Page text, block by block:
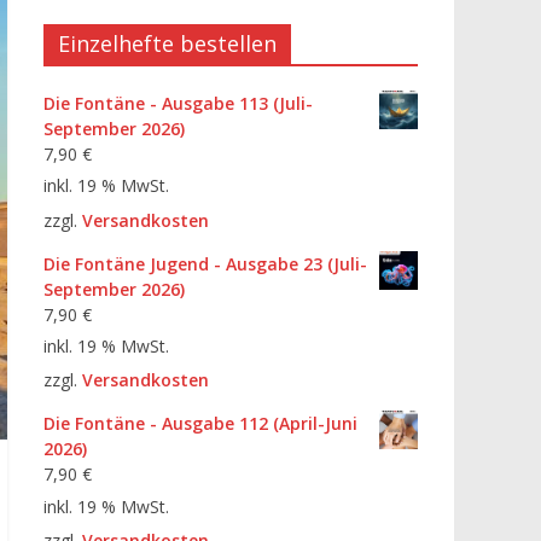
Einzelhefte bestellen
Die Fontäne - Ausgabe 113 (Juli-
September 2026)
7,90 €
inkl. 19 % MwSt.
zzgl. Versandkosten
Die Fontäne Jugend - Ausgabe 23 (Juli-
September 2026)
7,90 €
inkl. 19 % MwSt.
zzgl. Versandkosten
Die Fontäne - Ausgabe 112 (April-Juni
2026)
7,90 €
inkl. 19 % MwSt.